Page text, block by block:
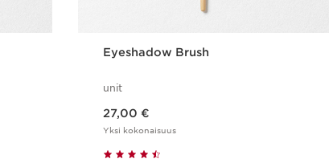
Eyeshadow Brush
unit
27,00 €
Yksi kokonaisuus